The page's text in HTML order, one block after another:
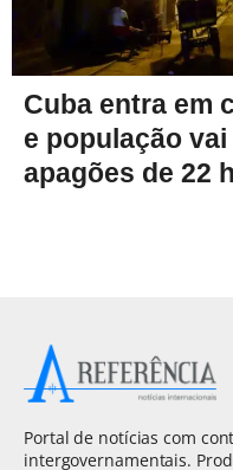
Cuba entra em
e população
apagões de 22
Portal de notícias com
intergovernamentais.